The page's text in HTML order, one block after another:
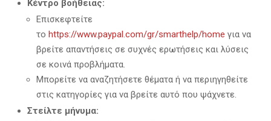
Κέντρο βοήθειας:
Επισκεφτείτε
το https://www.paypal.com/gr/smarthelp/home για να
βρείτε απαντήσεις σε συχνές ερωτήσεις και λύσεις
σε κοινά προβλήματα.
Μπορείτε να αναζητήσετε θέματα ή να περιηγηθείτε
στις κατηγορίες για να βρείτε αυτό που ψάχνετε.
Στείλτε μήνυμα: